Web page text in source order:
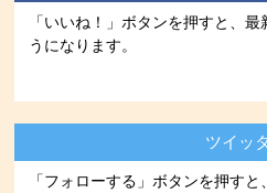
「いいね！」ボタンを押すと、
うになります。
ツイッ
「フォローする」ボタンを押す